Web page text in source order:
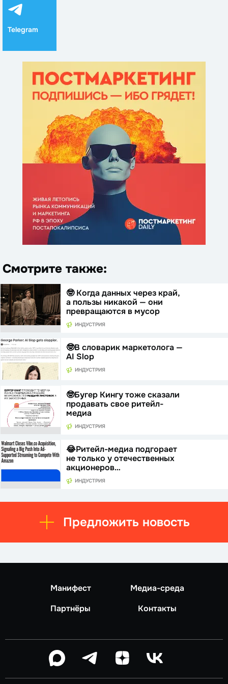
Telegram
Смотрите также:
🤓 Когда данных через край,
а пользы никакой — они
превращаются в мусор
ИНДУСТРИЯ
🤓В словарик маркетолога —
AI Slop
ИНДУСТРИЯ
🤓Бугер Кингу тоже сказали
продавать свое ритейл-
медиа
ИНДУСТРИЯ
😂Ритейл-медиа подгорает
не только у отечественных
акционеров…
ИНДУСТРИЯ
Предложить новость
Манифест
Медиа-среда
Партнёры
Контакты